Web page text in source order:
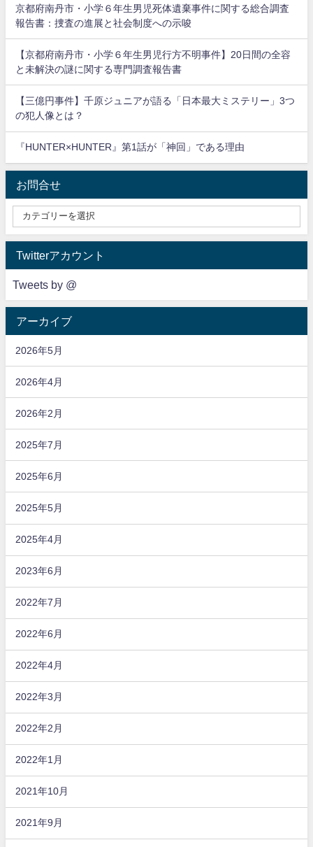
京都府南丹市・小学６年生男児死体遺棄事件に関する総合調査
報告書：捜査の進展と社会制度への示唆
【京都府南丹市・小学６年生男児行方不明事件】20日間の全容
と未解決の謎に関する専門調査報告書
【三億円事件】千原ジュニアが語る「日本最大ミステリー」3つ
の犯人像とは？
『HUNTER×HUNTER』第1話が「神回」である理由
お問合せ
Twitterアカウント
Tweets by @
アーカイブ
2026年5月
2026年4月
2026年2月
2025年7月
2025年6月
2025年5月
2025年4月
2023年6月
2022年7月
2022年6月
2022年4月
2022年3月
2022年2月
2022年1月
2021年10月
2021年9月